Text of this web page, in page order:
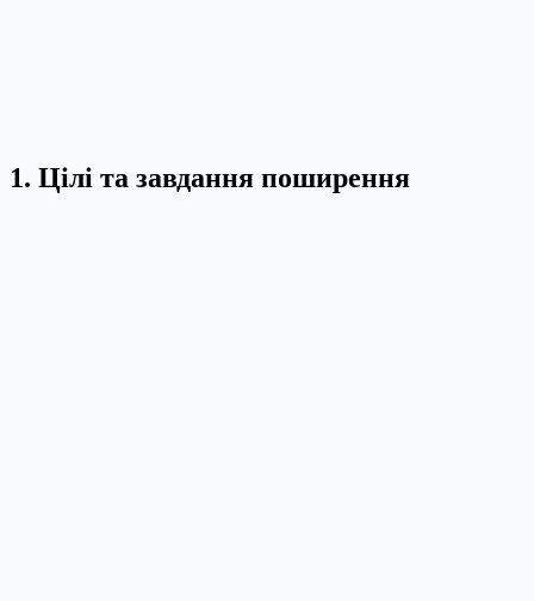
1. Цілі та завдання поширення